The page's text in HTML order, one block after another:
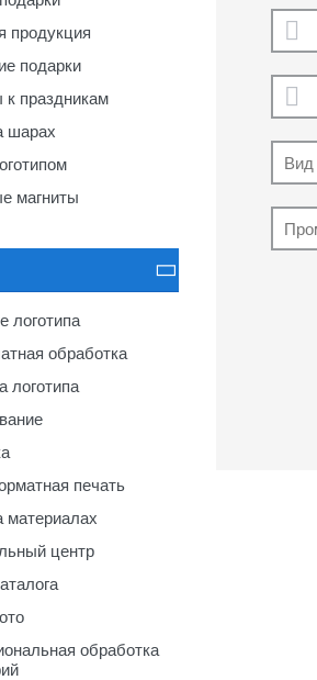
продукция
подарки
праздникам
шарах
магниты

логотипа
обработка
логотипа
печать
материалах
центр
обработка